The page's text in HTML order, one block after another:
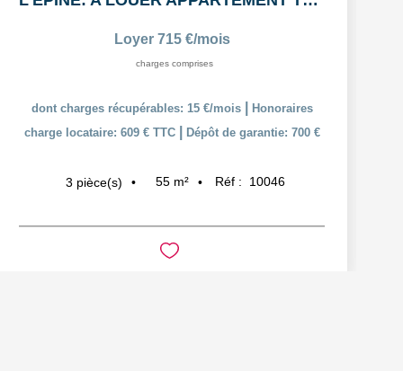
Loyer 715 €/mois
charges comprises
dont charges récupérables: 15 €/mois
Honoraires
charge locataire: 609 € TTC
Dépôt de garantie: 700 €
3 pièce(s) 55 m² Réf : 10046